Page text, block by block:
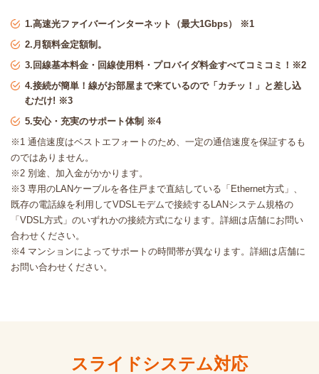
1.高速光ファイバーインターネット（最大1Gbps） ※1
2.月額料金定額制。
3.回線基本料金・回線使用料・プロバイダ料金すべてコミコミ！※2
4.接続が簡単！線がお部屋まで来ているので「カチッ！」と差し込
むだけ! ※3
5.安心・充実のサポート体制 ※4
※1 通信速度はベストエフォートのため、一定の通信速度を保証するも
のではありません。
※2 別途、加入金がかかります。
※3 専用のLANケーブルを各住戸まで直結している「Ethernet方式」、
既存の電話線を利用してVDSLモデムで接続するLANシステム規格の
「VDSL方式」のいずれかの接続方式になります。詳細は店舗にお問い
合わせください。
※4 マンションによってサポートの時間帯が異なります。詳細は店舗に
お問い合わせください。
スライドシステム対応